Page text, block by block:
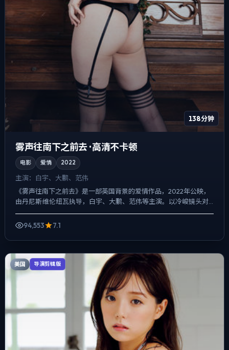
138分钟
雾声往南下之前去 · 高清不卡顿
电影 爱情 2022
主演：
白宇、大鹏、范伟
《雾声往南下之前去》是一部英国背景的爱情作品，2022年公映，
由丹尼斯·维伦纽瓦执导，白宇、大鹏、范伟等主演。以冷峻镜头对
94,553
7.1
美国 导演剪辑版